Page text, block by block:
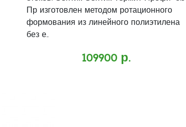
Пр изготовлен методом ротационного
формования из линейного полиэтилена
без е..
109900 р.